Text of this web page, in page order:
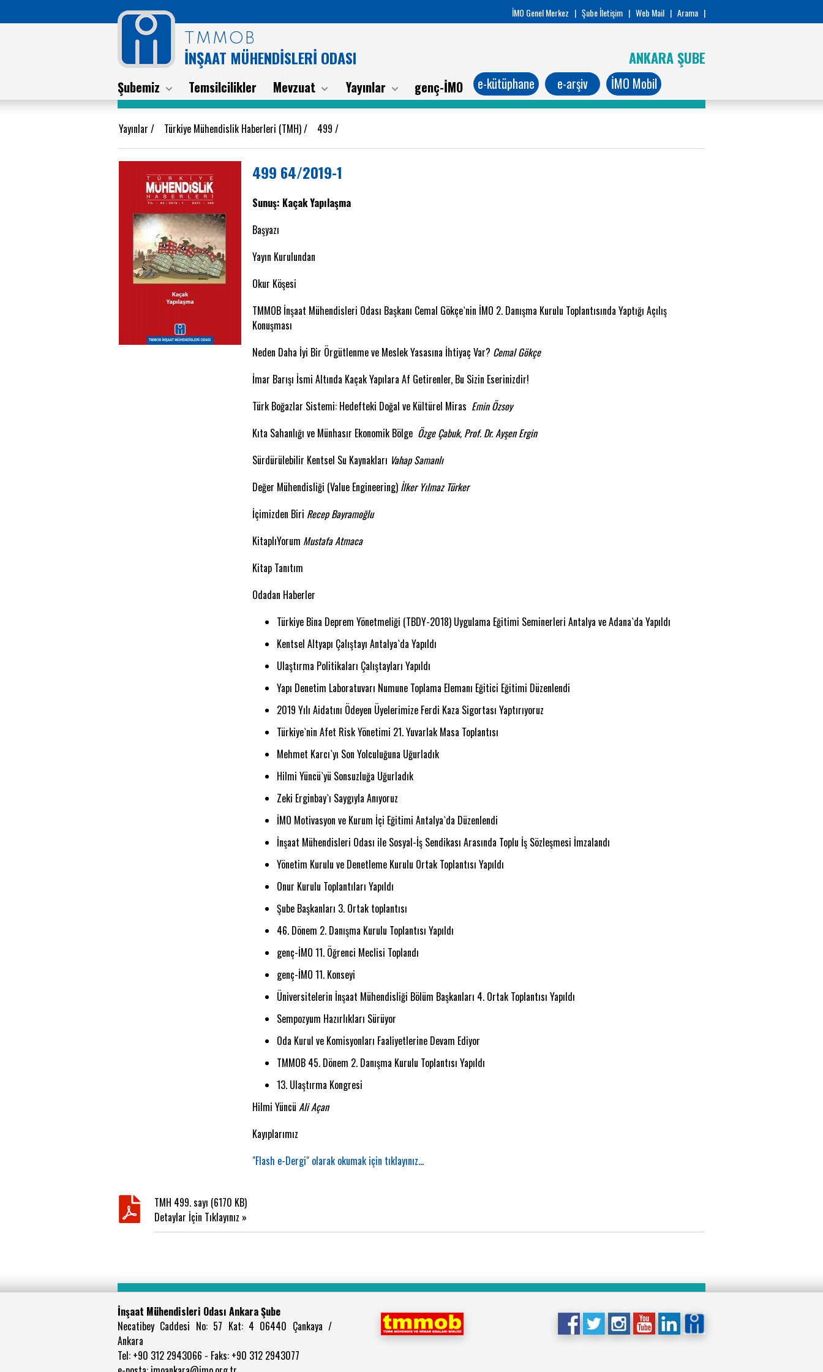
İMO Genel Merkez | Şube İletişim | Web Mail | Arama |
TMMOB
İNŞAAT MÜHENDİSLERİ ODASI ANKARA ŞUBE
Şubemiz Temsilcilikler Mevzuat Yayınlar genç-İMO e-kütüphane e-arşiv İMO Mobil
Yayınlar / Türkiye Mühendislik Haberleri (TMH)/ 499 /
499 64/2019-1
Sunuş: Kaçak Yapılaşma
Başyazı
Yayın Kurulundan
Okur Köşesi
TMMOB İnşaat Mühendisleri Odası Başkanı Cemal Gökçe`nin İMO 2. Danışma Kurulu Toplantısında Yaptığı Açılış
Konuşması
Neden Daha İyi Bir Örgütlenme ve Meslek Yasasına İhtiyaç Var? Cemal Gökçe
İmar Barışı İsmi Altında Kaçak Yapılara Af Getirenler, Bu Sizin Eserinizdir!
Türk Boğazlar Sistemi: Hedefteki Doğal ve Kültürel Miras Emin Özsoy
Kıta Sahanlığı ve Münhasır Ekonomik Bölge Özge Çabuk, Prof. Dr. Ayşen Ergin
Sürdürülebilir Kentsel Su Kaynakları Vahap Samanlı
Değer Mühendisliği (Value Engineering) İlker Yılmaz Türker
İçimizden Biri Recep Bayramoğlu
KitaplıYorum Mustafa Atmaca
Kitap Tanıtım
Odadan Haberler
Türkiye Bina Deprem Yönetmeliği (TBDY-2018) Uygulama Eğitimi Seminerleri Antalya ve Adana`da Yapıldı
Kentsel Altyapı Çalıştayı Antalya`da Yapıldı
Ulaştırma Politikaları Çalıştayları Yapıldı
Yapı Denetim Laboratuvarı Numune Toplama Elemanı Eğitici Eğitimi Düzenlendi
2019 Yılı Aidatını Ödeyen Üyelerimize Ferdi Kaza Sigortası Yaptırıyoruz
Türkiye`nin Afet Risk Yönetimi 21. Yuvarlak Masa Toplantısı
Mehmet Karcı`yı Son Yolculuğuna Uğurladık
Hilmi Yüncü`yü Sonsuzluğa Uğurladık
Zeki Erginbay`ı Saygıyla Anıyoruz
İMO Motivasyon ve Kurum İçi Eğitimi Antalya`da Düzenlendi
İnşaat Mühendisleri Odası ile Sosyal-İş Sendikası Arasında Toplu İş Sözleşmesi İmzalandı
Yönetim Kurulu ve Denetleme Kurulu Ortak Toplantısı Yapıldı
Onur Kurulu Toplantıları Yapıldı
Şube Başkanları 3. Ortak toplantısı
46. Dönem 2. Danışma Kurulu Toplantısı Yapıldı
genç-İMO 11. Öğrenci Meclisi Toplandı
genç-İMO 11. Konseyi
Üniversitelerin İnşaat Mühendisliği Bölüm Başkanları 4. Ortak Toplantısı Yapıldı
Sempozyum Hazırlıkları Sürüyor
Oda Kurul ve Komisyonları Faaliyetlerine Devam Ediyor
TMMOB 45. Dönem 2. Danışma Kurulu Toplantısı Yapıldı
13. Ulaştırma Kongresi
Hilmi Yüncü Ali Açan
Kayıplarımız
"Flash e-Dergi" olarak okumak için tıklayınız...
TMH 499. sayı (6170 KB)
Detaylar İçin Tıklayınız »
İnşaat Mühendisleri Odası Ankara Şube
Necatibey Caddesi No: 57 Kat: 4 06440 Çankaya /
Ankara
Tel: +90 312 2943066 - Faks: +90 312 2943077